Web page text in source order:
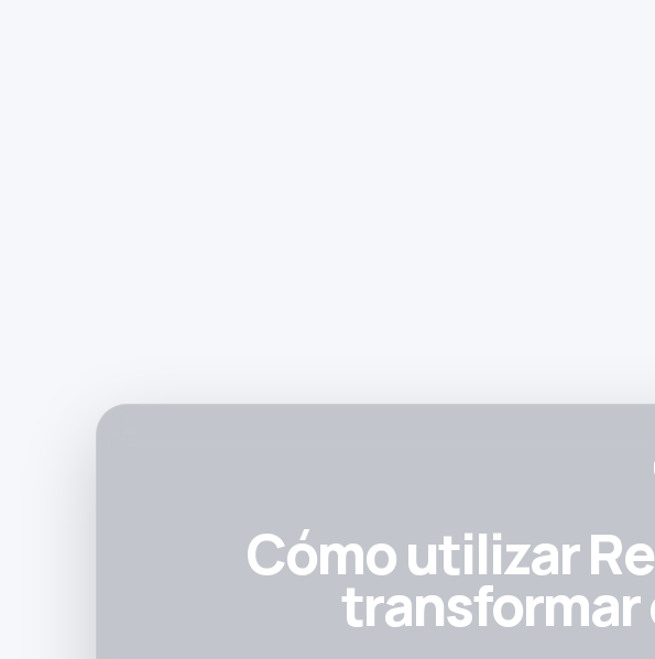
Cómo utilizar
transformar